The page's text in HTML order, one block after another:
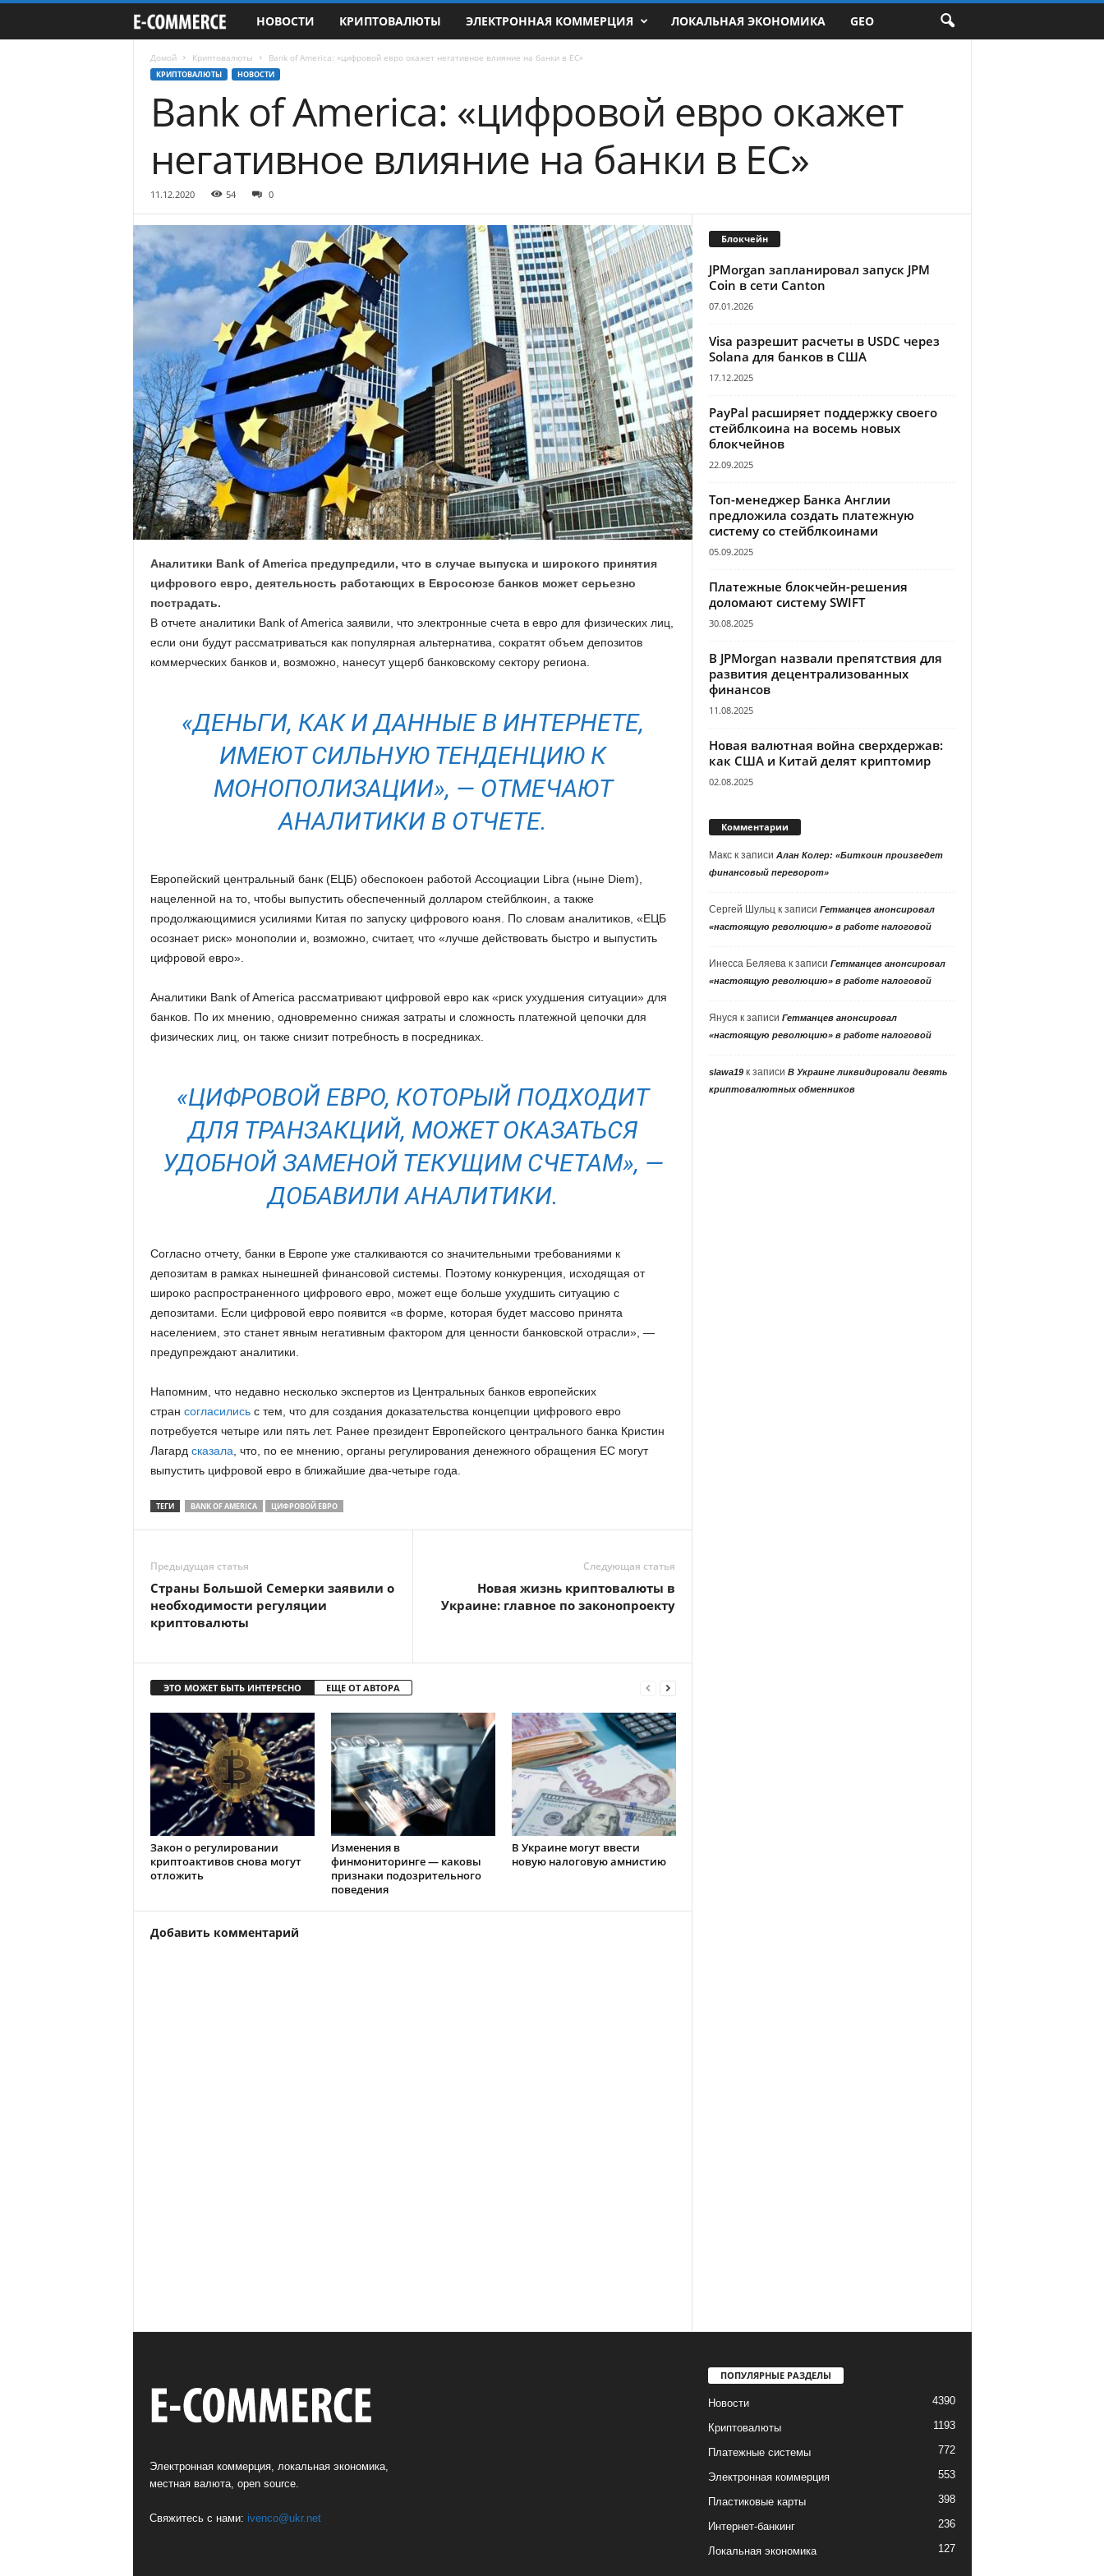
-
c
e
c
o
m
.
u
НОВОСТИ КРИПТОВАЛЮТЫ ЭЛЕКТРОННАЯ КОММЕРЦИЯ ЛОКАЛЬНАЯ ЭКОНОМИКА GEO
Домой Криптовалюты Bank of America: «цифровой евро окажет негативное влияние на банки в ЕС»
КРИПТОВАЛЮТЫ НОВОСТИ
Bank of America: «цифровой евро окажет
негативное влияние на банки в ЕС»
11.12.2020 54 0
Аналитики Bank of America предупредили, что в случае выпуска и широкого принятия
цифрового евро, деятельность работающих в Евросоюзе банков может серьезно
пострадать.
В отчете аналитики Bank of America заявили, что электронные счета в евро для физических лиц,
если они будут рассматриваться как популярная альтернатива, сократят объем депозитов
коммерческих банков и, возможно, нанесут ущерб банковскому сектору региона.
«ДЕНЬГИ, КАК И ДАННЫЕ В ИНТЕРНЕТЕ,
ИМЕЮТ СИЛЬНУЮ ТЕНДЕНЦИЮ К
МОНОПОЛИЗАЦИИ», — ОТМЕЧАЮТ
АНАЛИТИКИ В ОТЧЕТЕ.
Европейский центральный банк (ЕЦБ) обеспокоен работой Ассоциации Libra (ныне Diem),
нацеленной на то, чтобы выпустить обеспеченный долларом стейблкоин, а также
продолжающимися усилиями Китая по запуску цифрового юаня. По словам аналитиков, «ЕЦБ
осознает риск» монополии и, возможно, считает, что «лучше действовать быстро и выпустить
цифровой евро».
Аналитики Bank of America рассматривают цифровой евро как «риск ухудшения ситуации» для
банков. По их мнению, одновременно снижая затраты и сложность платежной цепочки для
физических лиц, он также снизит потребность в посредниках.
«ЦИФРОВОЙ ЕВРО, КОТОРЫЙ ПОДХОДИТ
ДЛЯ ТРАНЗАКЦИЙ, МОЖЕТ ОКАЗАТЬСЯ
УДОБНОЙ ЗАМЕНОЙ ТЕКУЩИМ СЧЕТАМ», —
ДОБАВИЛИ АНАЛИТИКИ.
Согласно отчету, банки в Европе уже сталкиваются со значительными требованиями к
депозитам в рамках нынешней финансовой системы. Поэтому конкуренция, исходящая от
широко распространенного цифрового евро, может еще больше ухудшить ситуацию с
депозитами. Если цифровой евро появится «в форме, которая будет массово принята
населением, это станет явным негативным фактором для ценности банковской отрасли», —
предупреждают аналитики.
Напомним, что недавно несколько экспертов из Центральных банков европейских
стран согласилисьс тем, что для создания доказательства концепции цифрового евро
потребуется четыре или пять лет. Ранее президент Европейского центрального банка Кристин
Лагард сказала , что, по ее мнению, органы регулирования денежного обращения ЕС могут
выпустить цифровой евро в ближайшие два-четыре года.
ТЕГИ BANK OF AMERICA ЦИФРОВОЙ ЕВРО
Предыдущая статья
Страны Большой Семерки заявили о
необходимости регуляции
криптовалюты
Следующая статья
Новая жизнь криптовалюты в
Украине: главное по законопроекту
ЭТО МОЖЕТ БЫТЬ ИНТЕРЕСНО ЕЩЕ ОТ АВТОРА
Закон о регулировании
криптоактивов снова могут
отложить
Изменения в
финмониторинге — каковы
признаки подозрительного
поведения
В Украине могут ввести
новую налоговую амнистию
Добавить комментарий
Блокчейн
JPMorgan запланировал запуск JPM
Coin в сети Canton
07.01.2026
Visa разрешит расчеты в USDC через
Solana для банков в США
17.12.2025
PayPal расширяет поддержку своего
стейблкоина на восемь новых
блокчейнов
22.09.2025
Топ-менеджер Банка Англии
предложила создать платежную
систему со стейблкоинами
05.09.2025
Платежные блокчейн-решения
доломают систему SWIFT
30.08.2025
В JPMorgan назвали препятствия для
развития децентрализованных
финансов
11.08.2025
Новая валютная война сверхдержав:
как США и Китай делят криптомир
02.08.2025
Комментарии
Макск записи Алан Колер: «Биткоин произведет
финансовый переворот»
Сергей Шульцк записи Гетманцев анонсировал
«настоящую революцию» в работе налоговой
Инесса Беляевак записи Гетманцев анонсировал
«настоящую революцию» в работе налоговой
Януся к записи Гетманцев анонсировал
«настоящую революцию» в работе налоговой
slawa19к записи В Украине ликвидировали девять
криптовалютных обменников
Электронная коммерция, локальная экономика,
местная валюта, open source.
Свяжитесь с нами: ivenco@ukr.net
ПОПУЛЯРНЫЕ РАЗДЕЛЫ
Новости 4390
Криптовалюты 1193
Платежные системы 772
Электронная коммерция 553
Пластиковые карты 398
Интернет-банкинг 236
Локальная экономика 127